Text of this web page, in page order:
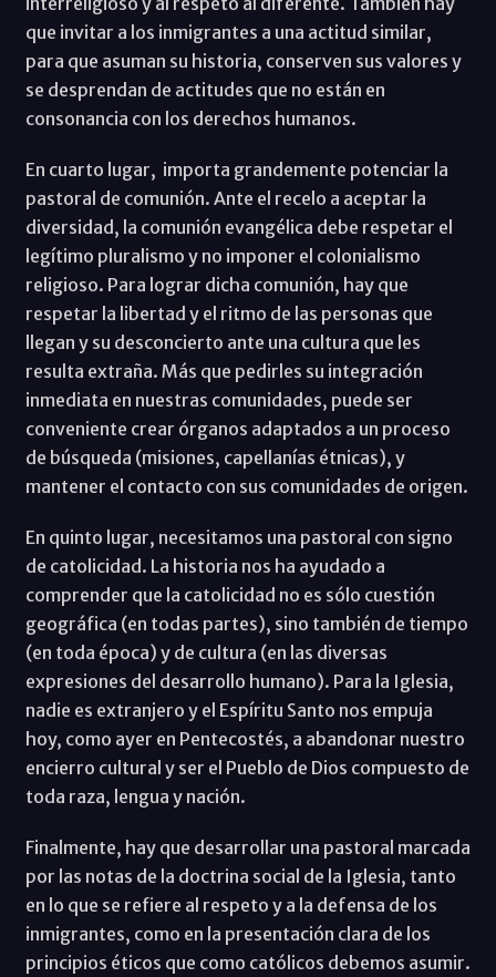
que invitar a los inmigrantes a una actitud similar,
para que asuman su historia, conserven sus valores y
se desprendan de actitudes que no están en
consonancia con los derechos humanos.
En cuarto lugar, importa grandemente potenciar la
pastoral de comunión. Ante el recelo a aceptar la
diversidad, la comunión evangélica debe respetar el
legítimo pluralismo y no imponer el colonialismo
religioso. Para lograr dicha comunión, hay que
respetar la libertad y el ritmo de las personas que
llegan y su desconcierto ante una cultura que les
resulta extraña. Más que pedirles su integración
inmediata en nuestras comunidades, puede ser
conveniente crear órganos adaptados a un proceso
de búsqueda (misiones, capellanías étnicas), y
mantener el contacto con sus comunidades de origen.
En quinto lugar, necesitamos una pastoral con signo
de catolicidad. La historia nos ha ayudado a
comprender que la catolicidad no es sólo cuestión
geográfica (en todas partes), sino también de tiempo
(en toda época) y de cultura (en las diversas
expresiones del desarrollo humano). Para la Iglesia,
nadie es extranjero y el Espíritu Santo nos empuja
hoy, como ayer en Pentecostés, a abandonar nuestro
encierro cultural y ser el Pueblo de Dios compuesto de
toda raza, lengua y nación.
Finalmente, hay que desarrollar una pastoral marcada
por las notas de la doctrina social de la Iglesia, tanto
en lo que se refiere al respeto y a la defensa de los
inmigrantes, como en la presentación clara de los
principios éticos que como católicos debemos asumir.